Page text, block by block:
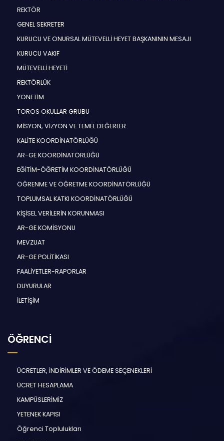
REKTÖR
GENEL SEKRETER
KURUCU VE ONURSAL MÜTEVELLİ HEYET BAŞKANININ MESAJI
KURUCU VAKIF
MÜTEVELLİ HEYETİ
REKTÖRLÜK
YÖNETİM
TOROS OKULLAR GRUBU
MİSYON, VİZYON VE TEMEL DEĞERLER
KALİTE KOORDİNATÖRLÜĞÜ
AR-GE KOORDİNATÖRLÜĞÜ
EĞİTİM-ÖĞRETİM KOORDİNATÖRLÜĞÜ
ÖĞRENME VE ÖĞRETME KOORDİNATÖRLÜĞÜ
TOPLUMSAL KATKI KOORDİNATÖRLÜĞÜ
KİŞİSEL VERİLERİN KORUNMASI
AR-GE KOMİSYONU
MEVZUAT
AR-GE POLİTİKASI
FAALİYETLER-RAPORLAR
DUYURULAR
İLETİŞİM
ÖĞRENCİ
ÜCRETLER, İNDİRİMLER VE ÖDEME SEÇENEKLERİ
ÜCRET HESAPLAMA
KAMPÜSLERİMİZ
YETENEK KAPISI
Öğrenci Toplulukları